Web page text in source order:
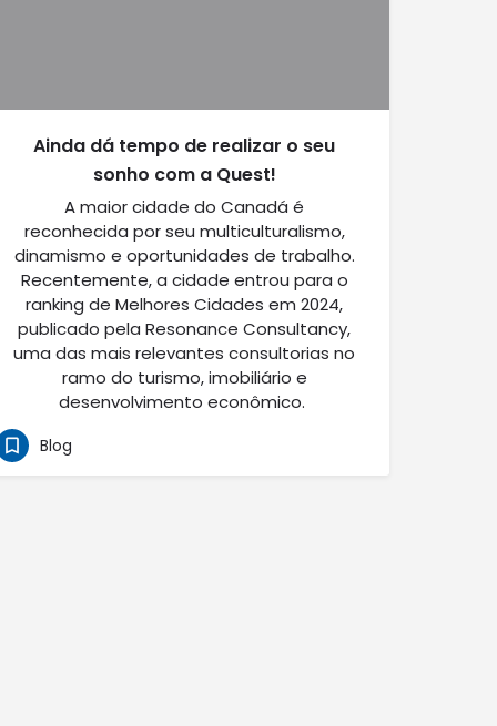
Ainda dá tempo de realizar o seu
sonho com a Quest!
A maior cidade do Canadá é
reconhecida por seu multiculturalismo,
dinamismo e oportunidades de trabalho.
Recentemente, a cidade entrou para o
ranking de Melhores Cidades em 2024,
publicado pela Resonance Consultancy,
uma das mais relevantes consultorias no
ramo do turismo, imobiliário e
desenvolvimento econômico.
Blog